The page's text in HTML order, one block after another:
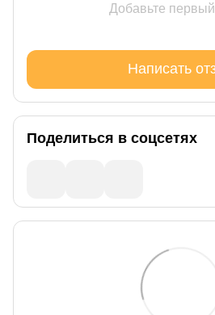
Добавьте
Написать
Поделиться в соцсетях